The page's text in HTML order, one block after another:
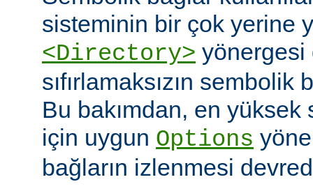
sisteminin bir çok yerine
<Directory> yönergesi
sıfırlamaksızın sembolik
Bu bakımdan, en
için uygun Options
bağların izlenmesi